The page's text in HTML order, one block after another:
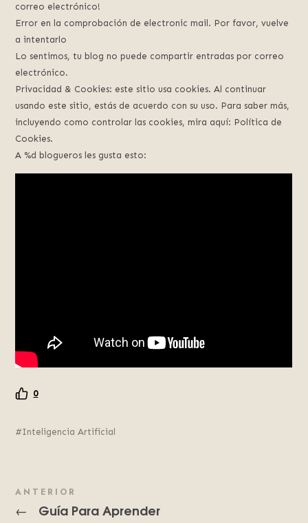
correo electrónico!
Error en la comprobación de electronic mail. Por favor, vuelve
a intentarlo
Lo sentimos, tu blog no puede compartir entradas por correo
electrónico.
Privacidad & Cookies: este sitio usa cookies. Al continuar
usando este sitio, estás de acuerdo con su uso. Para saber más,
incluyendo como controlar las cookies, mira aquí: Política de
Cookies.
A %d blogueros les gusta esto:
0
Inteligencia Artificial
ANTERIOR
←
Guía Para Aprender